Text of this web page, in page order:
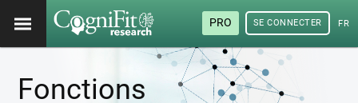
PRO SE CONNECTER
Fonctions